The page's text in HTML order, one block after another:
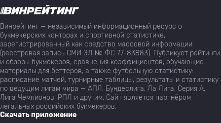
Винрейтинг — независимый информационный ресурс о
букмекерских конторах и спортивной статистике,
зарегистрированный как средство массовой информации
(реестровая запись СМИ ЭЛ № ФС 77-83883). Публикует рейтинги
и обзоры букмекеров, сравнения коэффициентов, обучающие
материалы для беттеров, а также футбольную статистику:
расписание матчей, турнирные таблицы, результаты и статистику
по ведущим лигам мира — АПЛ, Бундеслига, Ла Лига, Серия А,
Лига Чемпионов, РПЛ и другим. Сайт является партнёром
легальных российских букмекеров.
Скачать приложение